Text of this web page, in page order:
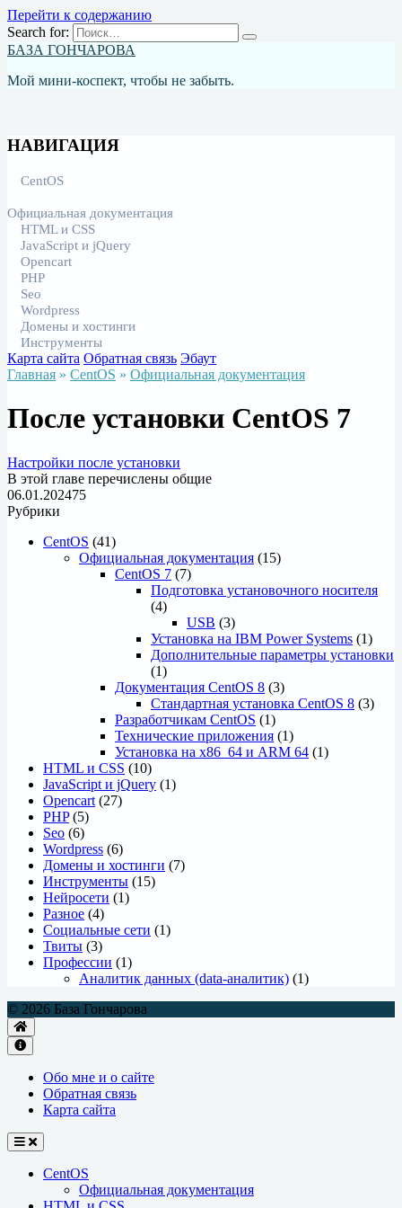
Перейти к содержанию
Search for:
БАЗА ГОНЧАРОВА
Мой мини-коспект, чтобы не забыть.
НАВИГАЦИЯ
CentOS
Официальная документация
HTML и CSS
JavaScript и jQuery
Opencart
PHP
Seo
Wordpress
Домены и хостинги
Инструменты
Карта сайта Обратная связь Эбаут
Главная » CentOS » Официальная документация
После установки CentOS 7
Настройки после установки
В этой главе перечислены общие
06.01.202475
Рубрики
CentOS (41)
Официальная документация (15)
CentOS 7 (7)
Подготовка установочного носителя
(4)
USB (3)
Установка на IBM Power Systems (1)
Дополнительные параметры установки
(1)
Документация CentOS 8 (3)
Стандартная установка CentOS 8 (3)
Разработчикам CentOS (1)
Технические приложения (1)
Установка на x86_64 и ARM 64 (1)
HTML и CSS (10)
JavaScript и jQuery (1)
Opencart (27)
PHP(5)
Seo (6)
Wordpress (6)
Домены и хостинги (7)
Инструменты (15)
Нейросети (1)
Разное (4)
Социальные сети (1)
Твиты (3)
Профессии (1)
Аналитик данных (data-аналитик) (1)
© 2026 База Гончарова
Обо мне и о сайте
Обратная связь
Карта сайта
CentOS
Официальная документация